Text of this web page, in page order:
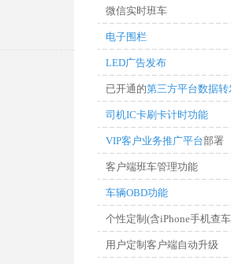
微信实时班车
电子围栏
LED广告发布
已开通的第三方平台数据转
司机IC卡刷卡计时功能
VIP客户业务推广平台部署
客户端班车管理功能
车辆OBD功能
个性定制(含iPhone手机查
用户定制客户端自动升级